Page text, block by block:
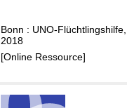
r
e
Bonn : UNO-Flüchtlingshilfe,
2018
[Online Ressource]